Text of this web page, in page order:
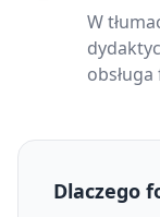
W
Dlaczego